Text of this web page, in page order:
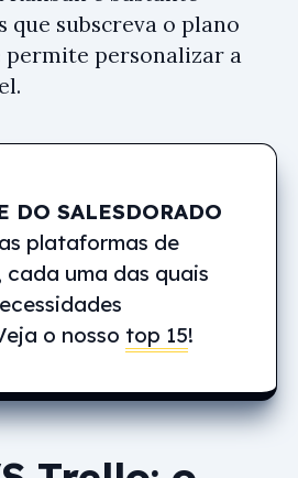
que subscreva o plano
personalizar a
DO SALESDORADO
plataformas de
uma das quais
o nosso top 15!